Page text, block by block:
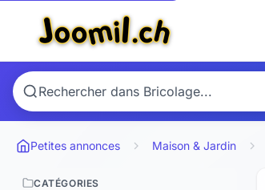
Petites annonces Maison & Jardin
CATÉGORIES